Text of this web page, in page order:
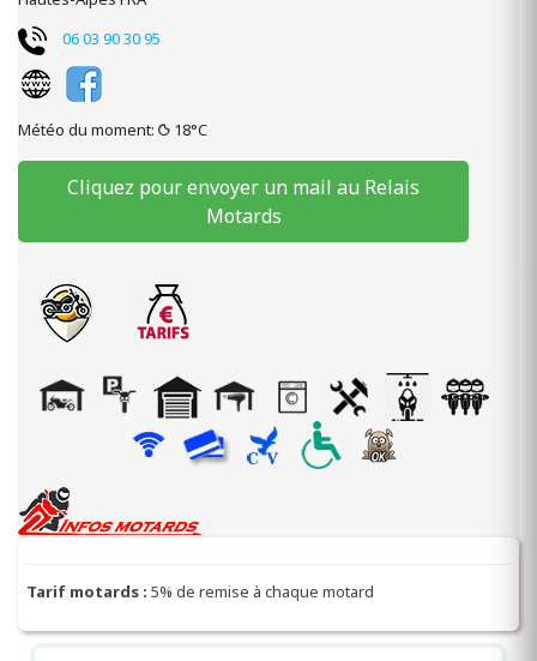
06 03 90 30 95
Météo du moment: 18°C
Cliquez pour envoyer un mail au Relais
Motards
Tarif motards : 5% de remise à chaque motard